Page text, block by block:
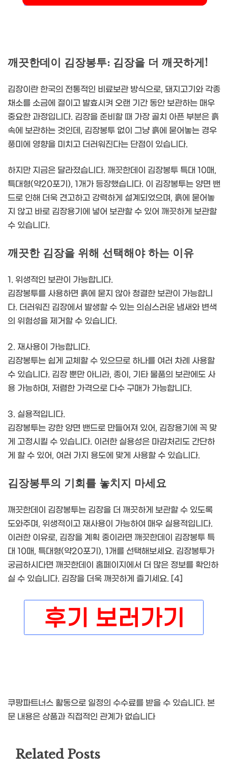
깨끗한데이 김장봉투: 김장을 더 깨끗하게!
김장이란 한국의 전통적인 비료보관 방식으로, 돼지고기와 각종
채소를 소금에 절이고 발효시켜 오랜 기간 동안 보관하는 매우
중요한 과정입니다. 김장을 준비할 때 가장 골치 아픈 부분은 흙
속에 보관하는 것인데, 김장봉투 없이 그냥 흙에 묻어놓는 경우
풍미에 영향을 미치고 더러워진다는 단점이 있습니다.
하지만 지금은 달라졌습니다. 깨끗한데이 김장봉투 특대 10매,
특대형(약20포기), 1개가 등장했습니다. 이 김장봉투는 양면 밴
드로 인해 더욱 견고하고 강력하게 설계되었으며, 흙에 묻어놓
지 않고 바로 김장용기에 넣어 보관할 수 있어 깨끗하게 보관할
수 있습니다.
깨끗한 김장을 위해 선택해야 하는 이유
1. 위생적인 보관이 가능합니다.
김장봉투를 사용하면 흙에 묻지 않아 청결한 보관이 가능합니
다. 더러워진 김장에서 발생할 수 있는 의심스러운 냄새와 변색
의 위험성을 제거할 수 있습니다.
2. 재사용이 가능합니다.
김장봉투는 쉽게 교체할 수 있으므로 하나를 여러 차례 사용할
수 있습니다. 김장 뿐만 아니라, 종이, 기타 물품의 보관에도 사
용 가능하며, 저렴한 가격으로 다수 구매가 가능합니다.
3. 실용적입니다.
김장봉투는 강한 양면 밴드로 만들어져 있어, 김장용기에 꼭 맞
게 고정시킬 수 있습니다. 이러한 실용성은 마감처리도 간단하
게 할 수 있어, 여러 가지 용도에 맞게 사용할 수 있습니다.
김장봉투의 기회를 놓치지 마세요
깨끗한데이 김장봉투는 김장을 더 깨끗하게 보관할 수 있도록
도와주며, 위생적이고 재사용이 가능하여 매우 실용적입니다.
이러한 이유로, 김장을 계획 중이라면 깨끗한데이 김장봉투 특
대 10매, 특대형(약20포기), 1개를 선택해보세요. 김장봉투가
궁금하시다면 깨끗한데이 홈페이지에서 더 많은 정보를 확인하
실 수 있습니다. 김장을 더욱 깨끗하게 즐기세요. [4]
쿠팡파트너스 활동으로 일정의 수수료를 받을 수 있습니다. 본
문 내용은 상품과 직접적인 관계가 없습니다
Related Posts